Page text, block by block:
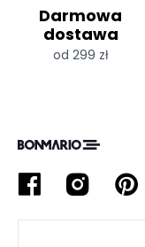
Darmowa
dostawa
od 299 zł